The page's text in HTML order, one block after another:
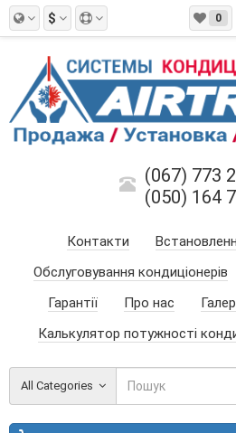
$ 0
(067) 773
(050) 164
Контакти
Обслуговування кондиціонерів
Гарантії
Про нас
Калькулятор потужності
All Categories